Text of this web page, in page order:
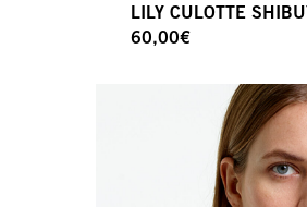
LILY CULOTTE
60,00€